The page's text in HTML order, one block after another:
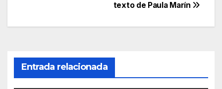
texto de Paula Marín
Entrada relacionada